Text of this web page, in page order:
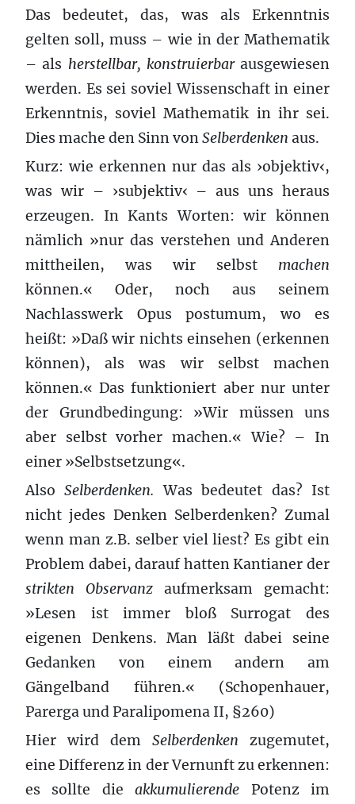
Das bedeutet, das, was als Erkenntnis
gelten soll, muss – wie in der Mathematik
– als herstellbar, konstruierbarausgewiesen
werden. Es sei soviel Wissenschaft in einer
Erkenntnis, soviel Mathematik in ihr sei.
Dies mache den Sinn vonSelberdenken aus.
Kurz: wie erkennen nur das als ›objektiv‹,
was wir – ›subjektiv‹ – aus uns heraus
erzeugen. In Kants Worten: wir können
nämlich »nur das verstehen und Anderen
mittheilen, was wir selbst machen
können.« Oder, noch aus seinem
Nachlasswerk Opus postumum, wo es
heißt: »Daß wir nichts einsehen (erkennen
können), als was wir selbst machen
können.« Das funktioniert aber nur unter
der Grundbedingung: »Wir müssen uns
aber selbst vorher machen.« Wie? – In
einer »Selbstsetzung«.
AlsoSelberdenken. Was bedeutet das? Ist
nicht jedes Denken Selberdenken? Zumal
wenn man z.B. selber viel liest? Es gibt ein
Problem dabei, darauf hatten Kantianer der
strikten Observanz aufmerksam gemacht:
»Lesen ist immer bloß Surrogat des
eigenen Denkens. Man läßt dabei seine
Gedanken von einem andern am
Gängelband führen.« (Schopenhauer,
Parerga und Paralipomena II, §260)
Hier wird dem Selberdenken zugemutet,
eine Differenz in der Vernunft zu erkennen:
es sollte dieakkumulierende Potenz im